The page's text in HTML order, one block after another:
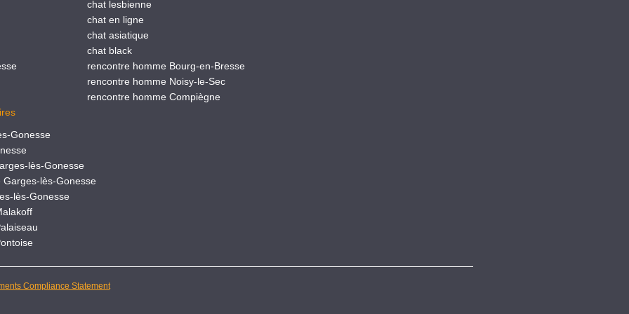
chat lesbienne
chat en ligne
chat asiatique
chat black
rencontre homme Bourg-en-Bresse
rencontre homme Noisy-le-Sec
rencontre homme Compiègne
Gonesse
lès-Gonesse
lès-Gonesse
lès-Gonesse
Compliance Statement